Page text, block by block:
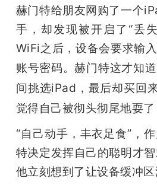
赫门特给朋友网购了一个
手，却发现被开启了“丢
WiFi之后，设备会要求输
账号密码。赫门特这才知道
间挑选iPad，最后却买回
觉得自己被彻头彻尾地耍了
“自己动手，丰衣足食”，
特决定发挥自己的聪明才
他立刻想到了让设备缓冲区